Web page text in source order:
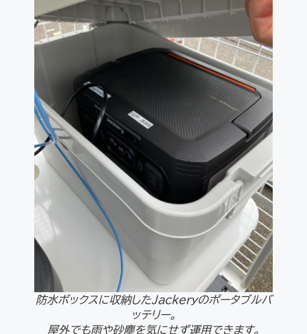
防水ボックスに収納したJackeryのポータブルバ
ッテリー。
屋外でも雨や砂塵を気にせず運用できます。